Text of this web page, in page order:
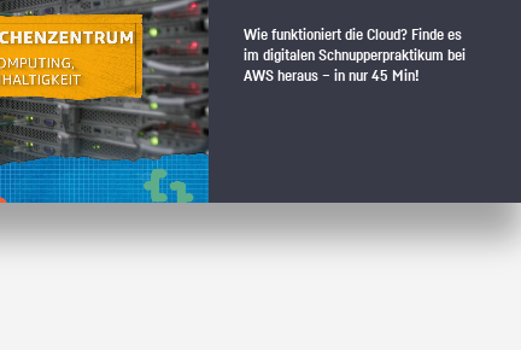
den passenden Platz
Wie funktioniert die Cloud? Finde es
im digitalen Schnupperpraktikum bei
AWS heraus – in nur 45 Min!